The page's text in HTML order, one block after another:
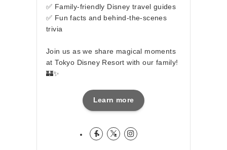
✅ Family-friendly Disney travel guides
✅ Fun facts and behind-the-scenes
trivia
Join us as we share magical moments
at Tokyo Disney Resort with our family!
🏰✨
Learn more